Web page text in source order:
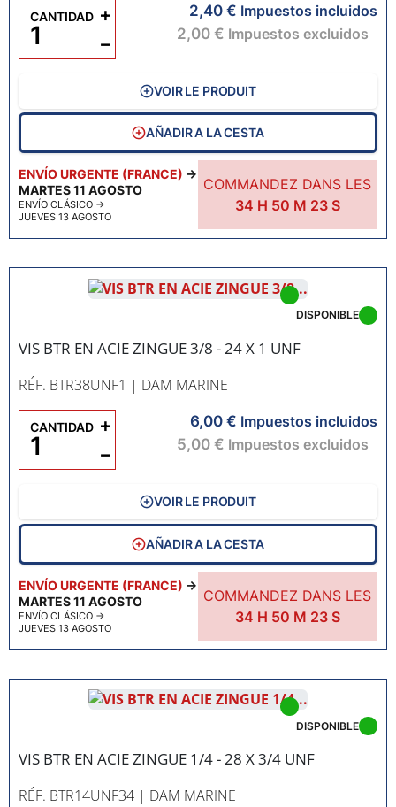
ENVÍO URGENTE (FRANCE) →
MARTES 11 AGOSTO
ENVÍO CLÁSICO →
JUEVES 13 AGOSTO
COMMANDEZ DANS LES
34 H 50 M 22S
2,40 € Impuestos incluidos
2,00 € Impuestos excluidos
CANTIDAD
−
+
VOIR LE PRODUIT
AÑADIR A LA CESTA
VIS BTR EN ACIE ZINGUE 3/8 - 24 X 1 UNF
RÉF. BTR38UNF1 | DAM MARINE
ENVÍO URGENTE (FRANCE) →
MARTES 11 AGOSTO
ENVÍO CLÁSICO →
JUEVES 13 AGOSTO
COMMANDEZ DANS LES
34 H 50 M 22S
DISPONIBLE
6,00 € Impuestos incluidos
5,00 € Impuestos excluidos
CANTIDAD
−
+
VOIR LE PRODUIT
AÑADIR A LA CESTA
VIS BTR EN ACIE ZINGUE 1/4 - 28 X 3/4 UNF
RÉF. BTR14UNF34 | DAM MARINE
DISPONIBLE